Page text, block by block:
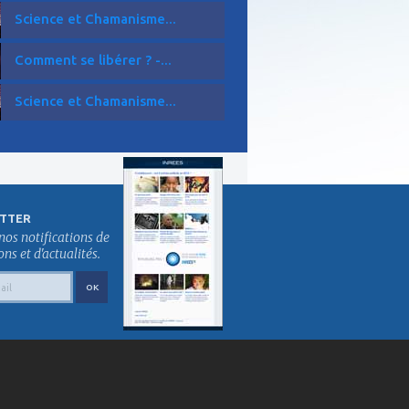
Science et Chamanisme...
Comment se libérer ? -...
Science et Chamanisme...
notifications de
et d'actualités.